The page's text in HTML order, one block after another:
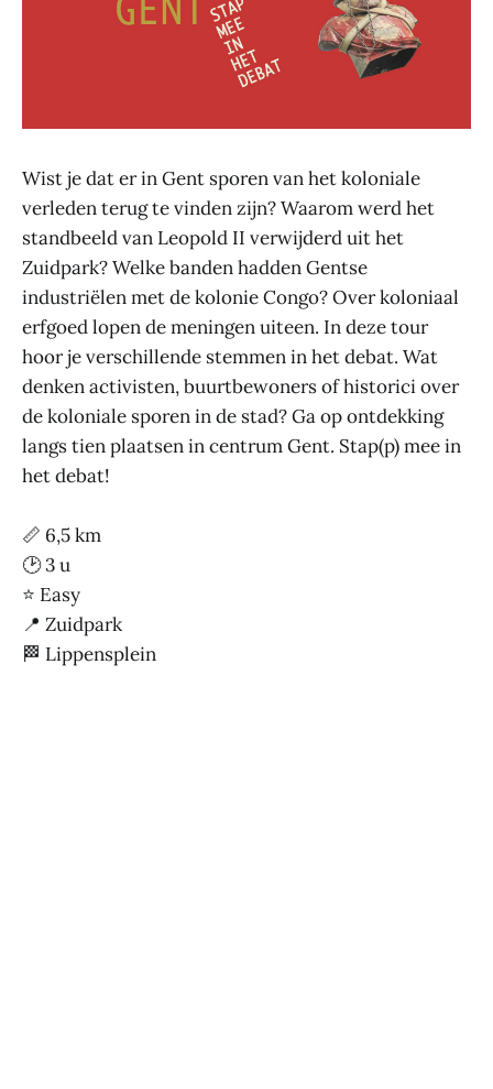
Wist je dat er in Gent sporen van het koloniale
verleden terug te vinden zijn? Waarom werd het
standbeeld van Leopold II verwijderd uit het
Zuidpark? Welke banden hadden Gentse
industriëlen met de kolonie Congo? Over koloniaal
erfgoed lopen de meningen uiteen. In deze tour
hoor je verschillende stemmen in het debat. Wat
denken activisten, buurtbewoners of historici over
de koloniale sporen in de stad? Ga op ontdekking
langs tien plaatsen in centrum Gent. Stap(p) mee in
het debat!
📏 6,5 km
🕑 3 u
⭐ Easy
📍 Zuidpark
🏁 Lippensplein